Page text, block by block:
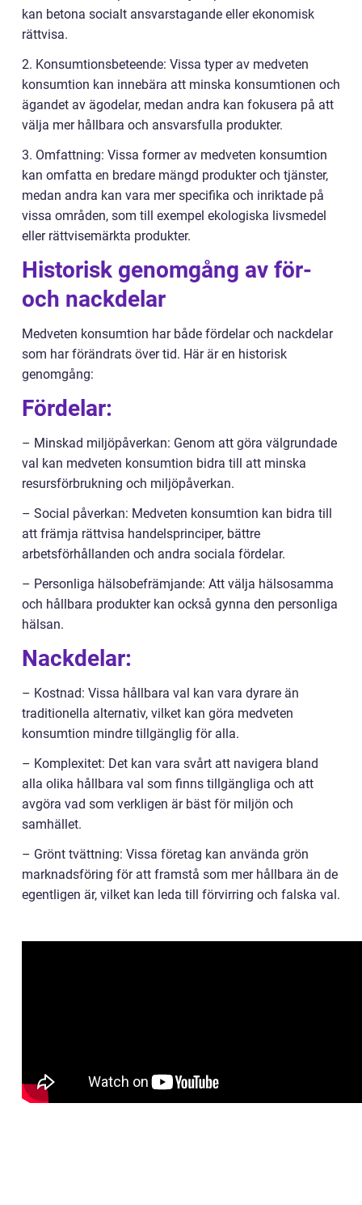
kan betona socialt ansvarstagande eller ekonomisk
rättvisa.
2. Konsumtionsbeteende: Vissa typer av medveten
konsumtion kan innebära att minska konsumtionen och
ägandet av ägodelar, medan andra kan fokusera på att
välja mer hållbara och ansvarsfulla produkter.
3. Omfattning: Vissa former av medveten konsumtion
kan omfatta en bredare mängd produkter och tjänster,
medan andra kan vara mer specifika och inriktade på
vissa områden, som till exempel ekologiska livsmedel
eller rättvisemärkta produkter.
Historisk genomgång av för-
och nackdelar
Medveten konsumtion har både fördelar och nackdelar
som har förändrats över tid. Här är en historisk
genomgång:
Fördelar:
– Minskad miljöpåverkan: Genom att göra välgrundade
val kan medveten konsumtion bidra till att minska
resursförbrukning och miljöpåverkan.
– Social påverkan: Medveten konsumtion kan bidra till
att främja rättvisa handelsprinciper, bättre
arbetsförhållanden och andra sociala fördelar.
– Personliga hälsobefrämjande: Att välja hälsosamma
och hållbara produkter kan också gynna den personliga
hälsan.
Nackdelar:
– Kostnad: Vissa hållbara val kan vara dyrare än
traditionella alternativ, vilket kan göra medveten
konsumtion mindre tillgänglig för alla.
– Komplexitet: Det kan vara svårt att navigera bland
alla olika hållbara val som finns tillgängliga och att
avgöra vad som verkligen är bäst för miljön och
samhället.
– Grönt tvättning: Vissa företag kan använda grön
marknadsföring för att framstå som mer hållbara än de
egentligen är, vilket kan leda till förvirring och falska val.